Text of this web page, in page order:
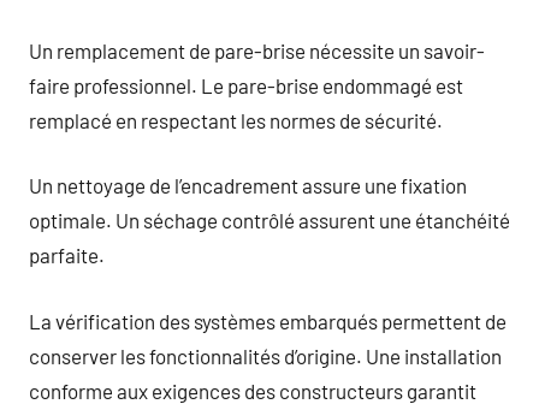
Un remplacement de pare-brise nécessite un savoir-
faire professionnel. Le pare-brise endommagé est
remplacé en respectant les normes de sécurité.
Un nettoyage de l’encadrement assure une fixation
optimale. Un séchage contrôlé assurent une étanchéité
parfaite.
La vérification des systèmes embarqués permettent de
conserver les fonctionnalités d’origine. Une installation
conforme aux exigences des constructeurs garantit